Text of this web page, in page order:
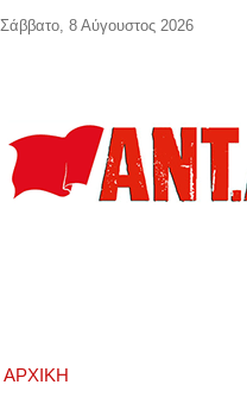
ΑΡΧΙΚΉ
Σάββατο, 8 Αύγουστος 2026